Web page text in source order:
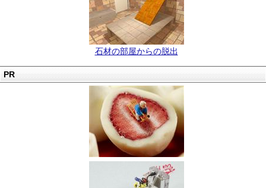
石材の部屋からの脱出
PR